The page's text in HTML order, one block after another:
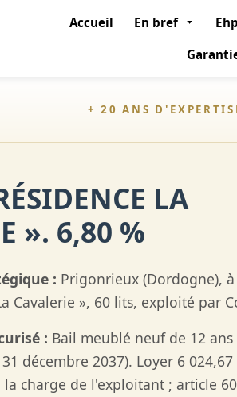
Accueil En bref
+ 20 ANS
LA
». 6,80 %
: Prigonrieux (Dordogne),
Cavalerie », 60 lits, exploité par
: Bail meublé neuf de 12
décembre 2037). Loyer 6
la charge de l'exploitant ; article